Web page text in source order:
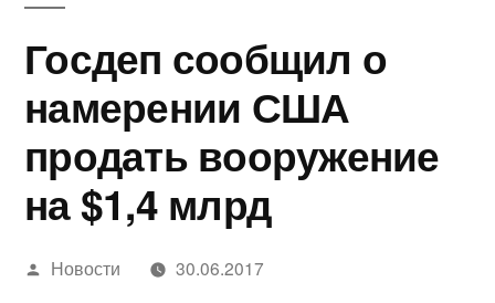
Госдеп сообщил о
намерении США
продать вооружение
на $1,4 млрд
Написано
Новости 30.06.2017